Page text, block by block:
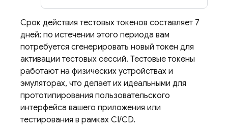
Срок действия тестовых токенов составляет 7
дней; по истечении этого периода вам
потребуется сгенерировать новый токен для
активации тестовых сессий. Тестовые токены
работают на физических устройствах и
эмуляторах, что делает их идеальными для
прототипирования пользовательского
интерфейса вашего приложения или
тестирования в рамках CI/CD.